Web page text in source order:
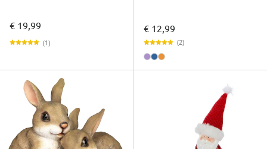
€ 19,99
(1)
€ 12,99
(2)